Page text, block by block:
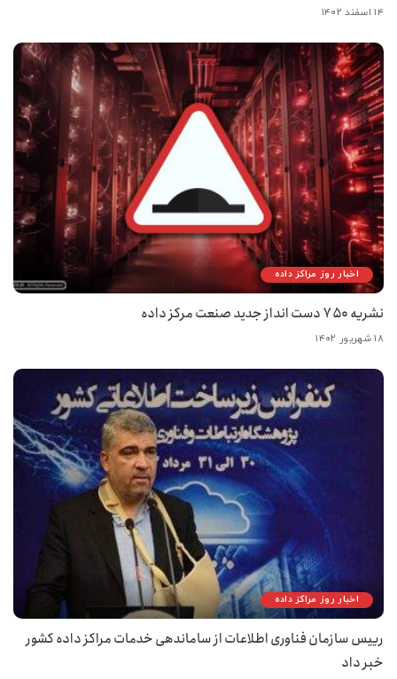
۱۴ اسفند ۱۴۰۲
اخبار روز مراکز داده
نشریه ۷۵۰ دست انداز جدید صنعت مرکز داده
۱۸ شهریور ۱۴۰۲
اخبار روز مراکز داده
رییس سازمان فناوری اطلاعات از ساماندهی خدمات مراکز داده کشور
خبر داد